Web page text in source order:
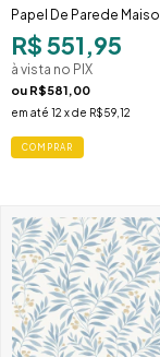
Papel De Parede
R$ 551,95
à vista no PIX
ou R$581,00
em até 12 x de R$59,12